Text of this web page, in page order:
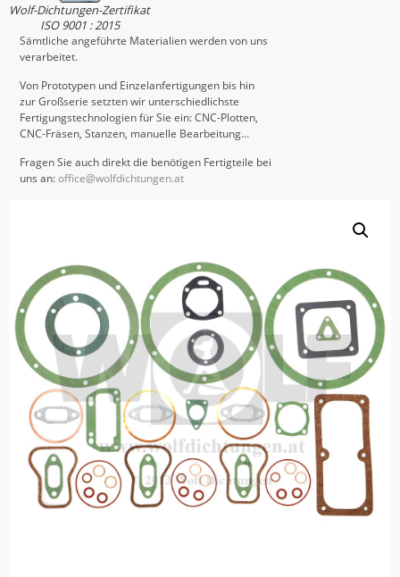
Wolf-Dichtungen-Zertifikat
ISO 9001 : 2015
Sämtliche angeführte Materialien werden von uns
verarbeitet.
Von Prototypen und Einzelanfertigungen bis hin
zur Großserie setzten wir unterschiedlichste
Fertigungstechnologien für Sie ein: CNC-Plotten,
CNC-Fräsen, Stanzen, manuelle Bearbeitung…
Fragen Sie auch direkt die benötigen Fertigteile bei
uns an:office@wolfdichtungen.at